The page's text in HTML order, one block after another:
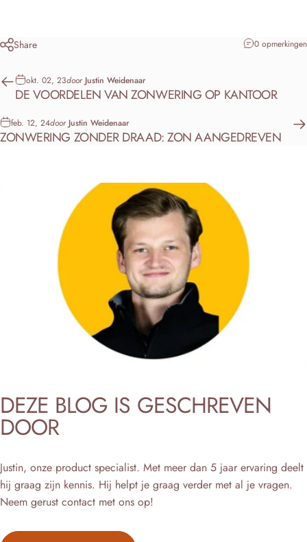
Share 0 opmerkingen
okt. 02, 23door Justin Weidenaar
DE VOORDELEN VAN ZONWERING OP KANTOOR
feb. 12, 24door Justin Weidenaar
ZONWERING ZONDER DRAAD: ZON AANGEDREVEN
DEZE BLOG IS GESCHREVEN
DOOR
Justin, onze product specialist. Met meer dan 5 jaar ervaring deelt
hij graag zijn kennis. Hij helpt je graag verder met al je vragen.
Neem gerust contact met ons op!